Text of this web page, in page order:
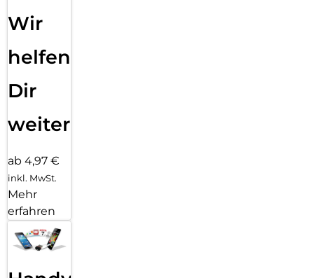
Wir
helfen
Dir
weiter
ab 4,97 €
inkl. MwSt.
Mehr
erfahren